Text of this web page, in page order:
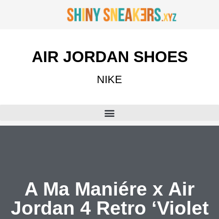
AIR JORDAN SHOES
NIKE
A Ma Maniére x Air
Jordan 4 Retro ‘Violet